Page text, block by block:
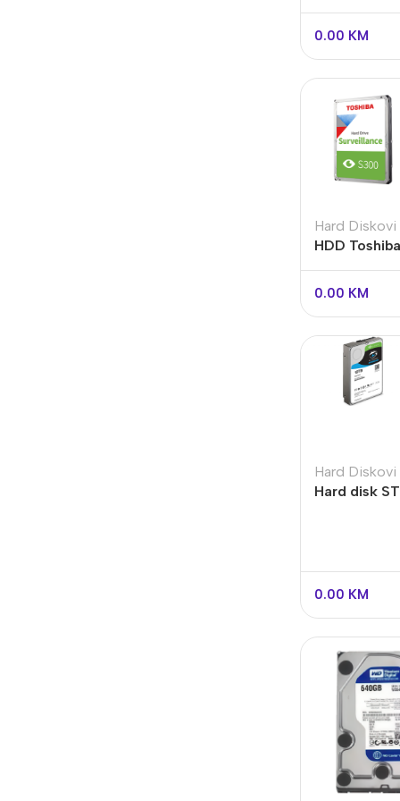
2.5INCH
0.00 KM
Hard Diskovi
HDD
DVR/NVR
0.00 KM
Hard Diskovi
Hard disk
0.00 KM